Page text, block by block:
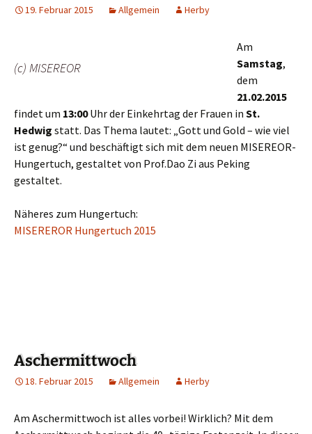
19. Februar 2015 Allgemein Herby
(c) MISEREOR
Am
Samstag,
dem
21.02.2015
findet um 13:00Uhr der Einkehrtag der Frauen in St.
Hedwig statt. Das Thema lautet: „Gott und Gold – wie viel
ist genug?“ und beschäftigt sich mit dem neuen MISEREOR-
Hungertuch, gestaltet von Prof.Dao Zi aus Peking
gestaltet.
Näheres zum Hungertuch:
MISEREROR Hungertuch 2015
Aschermittwoch
18. Februar 2015 Allgemein Herby
Am Aschermittwoch ist alles vorbei! Wirklich? Mit dem